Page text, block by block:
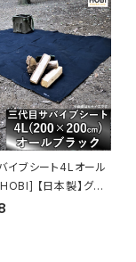
ト タープ 陣幕 キャン
け アウトドア レジ
マット 軍幕 [MADE I
イブシート4Lオール
【日本製】グラ
極軽上質帆布 撥水